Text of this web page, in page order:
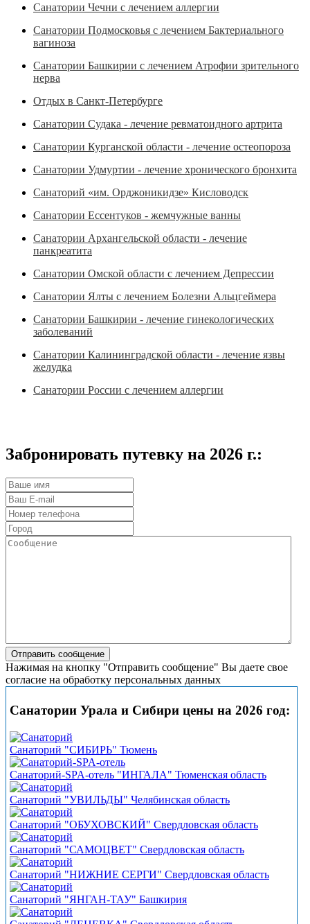
Санатории Чечни с лечением аллергии
Санатории Подмосковья с лечением Бактериального
вагиноза
Санатории Башкирии с лечением Атрофии зрительного
нерва
Отдых в Санкт-Петербурге
Санатории Судака - лечение ревматоидного артрита
Санатории Курганской области - лечение остеопороза
Санатории Удмуртии - лечение хронического бронхита
Санаторий «им. Орджоникидзе» Кисловодск
Санатории Ессентуков - жемчужные ванны
Санатории Архангельской области - лечение
панкреатита
Санатории Омской области с лечением Депрессии
Санатории Ялты с лечением Болезни Альцгеймера
Санатории Башкирии - лечение гинекологических
заболеваний
Санатории Калининградской области - лечение язвы
желудка
Санатории России с лечением аллергии
Забронировать путевку на 2026 г.:
Нажимая на кнопку "Отправить сообщение" Вы даете свое
согласие на обработку персональных данных
Санатории Урала и Сибири цены на 2026 год:
Санаторий "СИБИРЬ" Тюмень
Санаторий-SPA-отель "ИНГАЛА" Тюменская область
Санаторий "УВИЛЬДЫ" Челябинская область
Санаторий "ОБУХОВСКИЙ" Свердловская область
Санаторий "САМОЦВЕТ" Свердловская область
Санаторий "НИЖНИЕ СЕРГИ" Свердловская область
Санаторий "ЯНГАН-ТАУ" Башкирия